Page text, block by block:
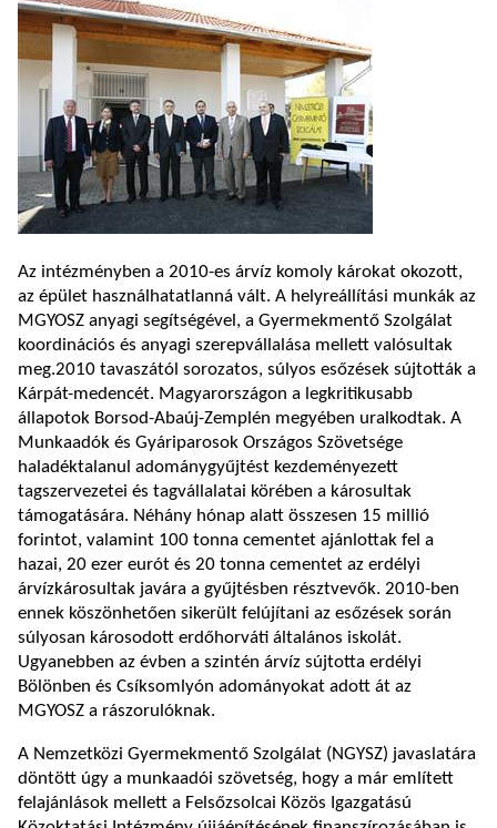
Az intézményben a 2010-es árvíz komoly károkat okozott,
az épület használhatatlanná vált. A helyreállítási munkák az
MGYOSZ anyagi segítségével, a Gyermekmentő Szolgálat
koordinációs és anyagi szerepvállalása mellett valósultak
meg.2010 tavaszától sorozatos, súlyos esőzések sújtották a
Kárpát-medencét. Magyarországon a legkritikusabb
állapotok Borsod-Abaúj-Zemplén megyében uralkodtak. A
Munkaadók és Gyáriparosok Országos Szövetsége
haladéktalanul adománygyűjtést kezdeményezett
tagszervezetei és tagvállalatai körében a károsultak
támogatására. Néhány hónap alatt összesen 15 millió
forintot, valamint 100 tonna cementet ajánlottak fel a
hazai, 20 ezer eurót és 20 tonna cementet az erdélyi
árvízkárosultak javára a gyűjtésben résztvevők. 2010-ben
ennek köszönhetően sikerült felújítani az esőzések során
súlyosan károsodott erdőhorváti általános iskolát.
Ugyanebben az évben a szintén árvíz sújtotta erdélyi
Bölönben és Csíksomlyón adományokat adott át az
MGYOSZ a rászorulóknak.
A Nemzetközi Gyermekmentő Szolgálat (NGYSZ) javaslatára
döntött úgy a munkaadói szövetség, hogy a már említett
felajánlások mellett a Felsőzsolcai Közös Igazgatású